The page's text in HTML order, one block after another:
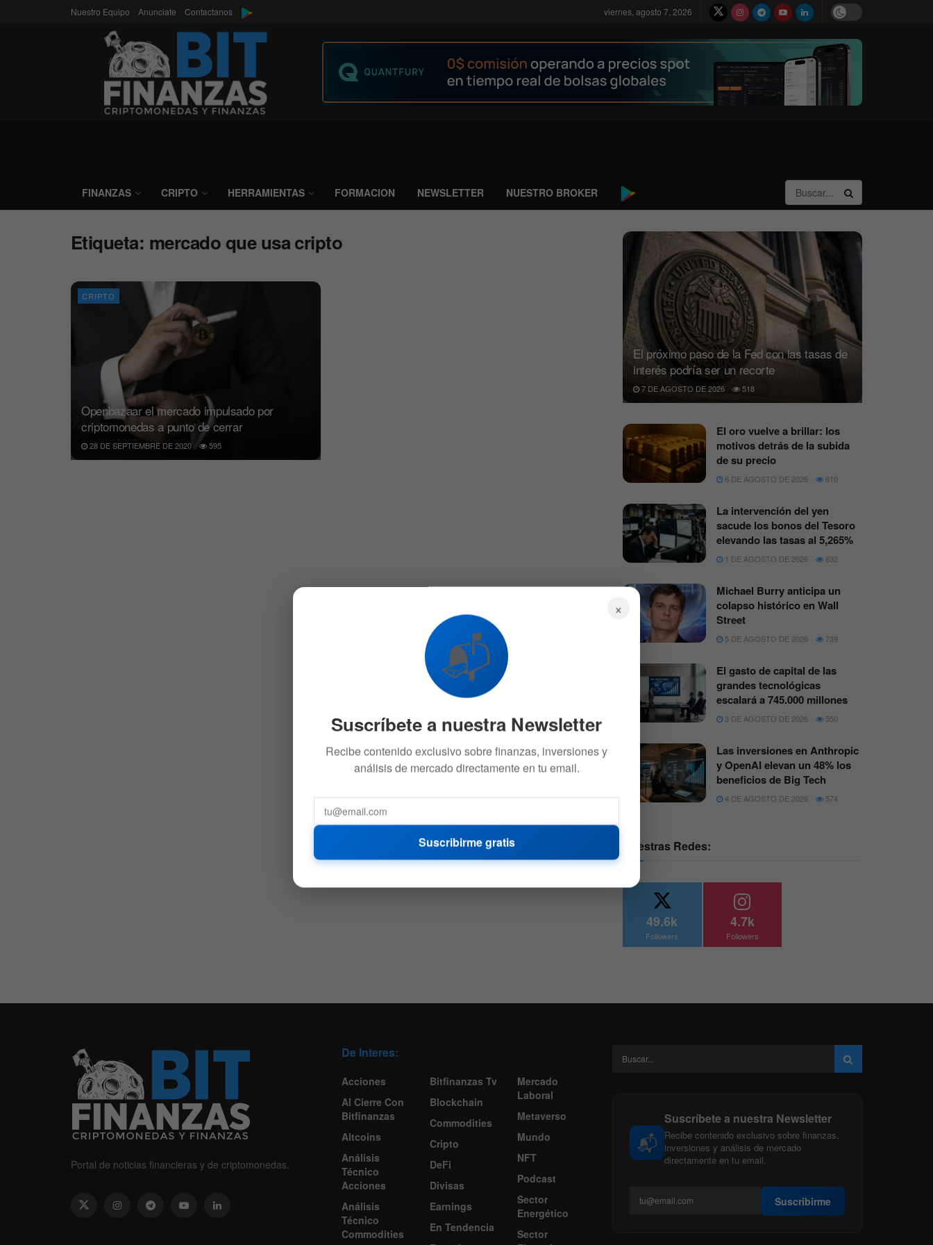
Nuestro Equipo Anunciate Contactanos viernes, agosto 7, 2026
FINANZAS CRIPTO HERRAMIENTAS FORMACION NEWSLETTER NUESTRO BROKER
Etiqueta: mercado que usa cripto
CRIPTO
Openbazaar el mercado impulsado por
criptomonedas a punto de cerrar
28 DE SEPTIEMBRE DE 2020 595
El próximo paso de la Fed con las tasas de
interés podría ser un recorte
7 DE AGOSTO DE 2026 518
El oro vuelve a brillar: los
motivos detrás de la subida
de su precio
6 DE AGOSTO DE 2026 610
La intervención del yen
sacude los bonos del Tesoro
elevando las tasas al 5,265%
1 DE AGOSTO DE 2026 632
Michael Burry anticipa un
colapso histórico en Wall
Street
5 DE AGOSTO DE 2026 739
El gasto de capital de las
grandes tecnológicas
escalará a 745.000 millones
3 DE AGOSTO DE 2026 550
Las inversiones en Anthropic
y OpenAI elevan un 48% los
beneficios de Big Tech
4 DE AGOSTO DE 2026 574
Nuestras Redes:
49.6k
Followers
4.7k
Followers
Portal de noticias financieras y de criptomonedas.
De Interes:
Acciones
Al Cierre Con
Bitfinanzas
Altcoins
Análisis
Técnico
Acciones
Análisis
Técnico
Commodities
Bitfinanzas Tv
Blockchain
Commodities
Cripto
DeFi
Divisas
Earnings
En Tendencia
Mercado
Laboral
Metaverso
Mundo
NFT
Podcast
Sector
Energético
Sector
📬
Suscríbete a nuestra Newsletter
Recibe contenido exclusivo sobre finanzas,
inversiones y análisis de mercado
directamente en tu email.
Suscribirme
×
📬
Suscríbete a nuestra Newsletter
Recibe contenido exclusivo sobre finanzas, inversiones y
análisis de mercado directamente en tu email.
Suscribirme gratis